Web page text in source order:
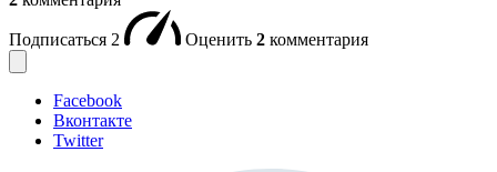
Подписаться 2 Оценить 2 комментария
Facebook
Вконтакте
Twitter